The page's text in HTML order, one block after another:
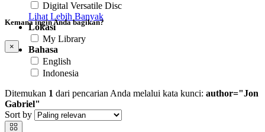
Digital Versatile Disc
Lihat Lebih Banyak
Lokasi
My Library
Bahasa
English
Indonesia
Ditemukan 1 dari pencarian Anda melalui kata kunci: author="Jon
Gabriel"
Sort by
Kemana ingin Anda bagikan?
×